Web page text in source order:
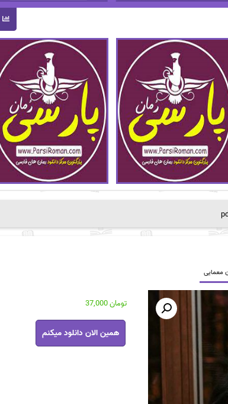
معمایی
تومان37,000
رمان
حصاری
بخاطر
همین الان دانلود میکنم